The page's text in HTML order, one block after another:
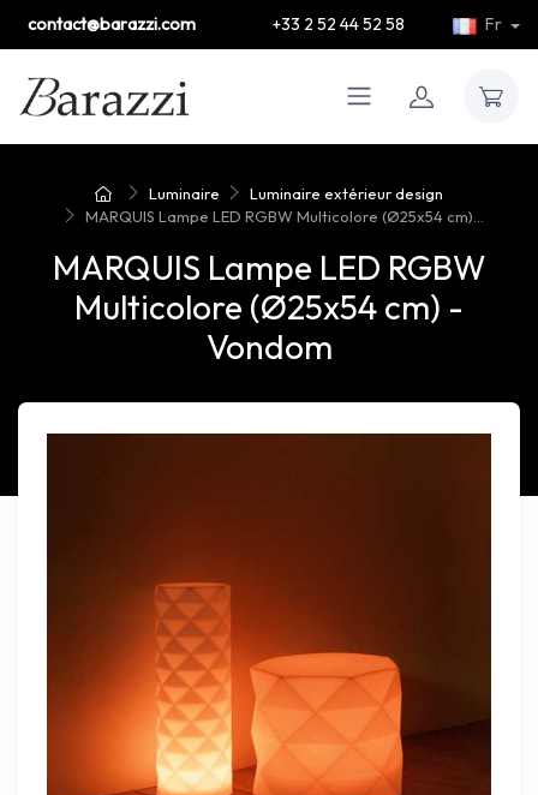
contact@barazzi.com +33 2 52 44 52 58 Fr
Luminaire
Luminaire extérieur design
MARQUIS Lampe LED RGBW Multicolore (Ø25x54 cm)...
MARQUIS Lampe LED RGBW
Multicolore (Ø25x54 cm) -
Vondom